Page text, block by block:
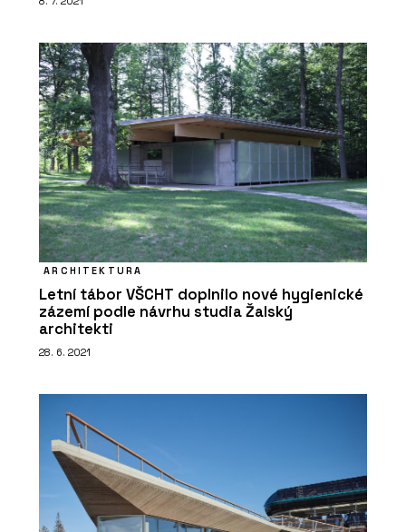
ARCHITEKTURA
Letní tábor VŠCHT doplnilo nové hygienické
zázemí podle návrhu studia Žalský
architekti
28. 6. 2021